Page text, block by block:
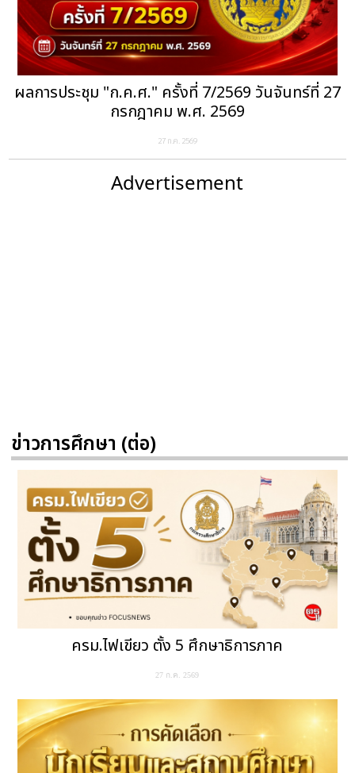
ผลการประชุม "ก.ค.ศ." ครั้งที่ 7/2569 วันจันทร์ที่ 27
กรกฎาคม พ.ศ. 2569
27 ก.ค. 2569
Advertisement
ข่าวการศึกษา (ต่อ)
ครม.ไฟเขียว ตั้ง 5 ศึกษาธิการภาค
27 ก.ค. 2569